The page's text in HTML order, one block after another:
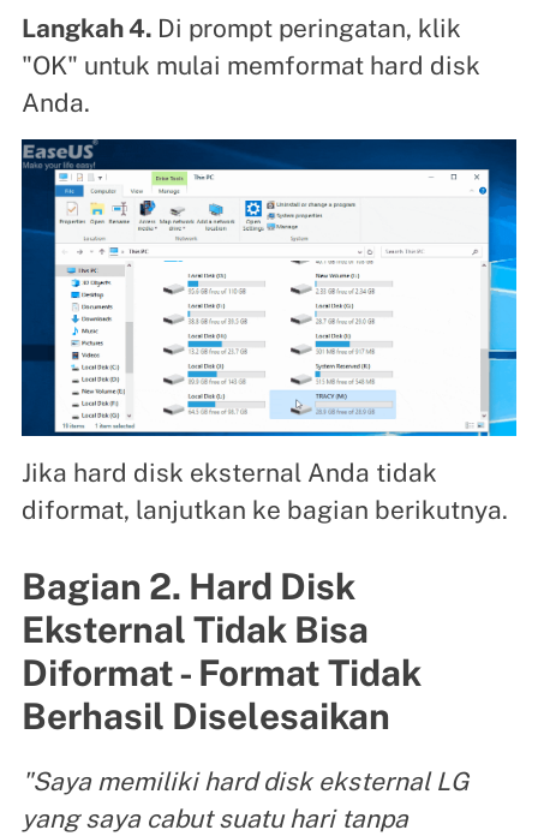
Langkah 4. Di prompt peringatan, klik
"OK" untuk mulai memformat hard disk
Anda.
Jika hard disk eksternal Anda tidak
diformat, lanjutkan ke bagian berikutnya.
Bagian 2. Hard Disk
Eksternal Tidak Bisa
Diformat - Format Tidak
Berhasil Diselesaikan
"Saya memiliki hard disk eksternal LG
yang saya cabut suatu hari tanpa